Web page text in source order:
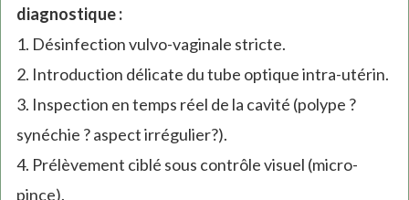
diagnostique :
1. Désinfection vulvo-vaginale stricte.
2. Introduction délicate du tube optique intra-utérin.
3. Inspection en temps réel de la cavité (polype ?
synéchie ? aspect irrégulier?).
4. Prélèvement ciblé sous contrôle visuel (micro-
pince).